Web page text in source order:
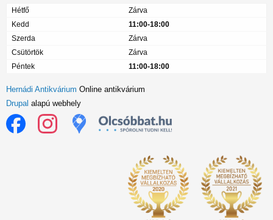
Hétfő
Zárva
Kedd
11:00-18:00
Szerda
Zárva
Csütörtök
Zárva
Péntek
11:00-18:00
Hernádi Antikvárium Online antikvárium
Drupal alapú webhely